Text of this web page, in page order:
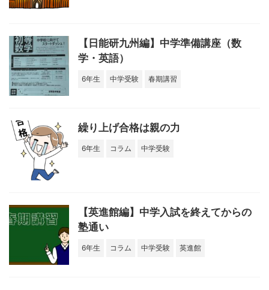
【日能研九州編】中学準備講座（数
学・英語）
6年生 中学受験 春期講習
繰り上げ合格は親の力
6年生 コラム 中学受験
【英進館編】中学入試を終えてからの
塾通い
6年生 コラム 中学受験 英進館